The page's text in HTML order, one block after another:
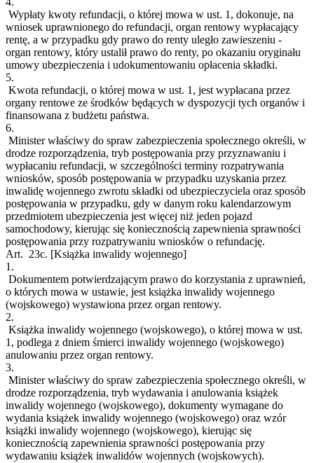
Wypłaty kwoty refundacji, o której mowa w ust. 1, dokonuje, na
wniosek uprawnionego do refundacji, organ rentowy wypłacający
rentę, a w przypadku gdy prawo do renty uległo zawieszeniu -
organ rentowy, który ustalił prawo do renty, po okazaniu oryginału
umowy ubezpieczenia i udokumentowaniu opłacenia składki.
5.
Kwota refundacji, o której mowa w ust. 1, jest wypłacana przez
organy rentowe ze środków będących w dyspozycji tych organów i
finansowana z budżetu państwa.
6.
Minister właściwy do spraw zabezpieczenia społecznego określi, w
drodze rozporządzenia, tryb postępowania przy przyznawaniu i
wypłacaniu refundacji, w szczególności terminy rozpatrywania
wniosków, sposób postępowania w przypadku uzyskania przez
inwalidę wojennego zwrotu składki od ubezpieczyciela oraz sposób
postępowania w przypadku, gdy w danym roku kalendarzowym
przedmiotem ubezpieczenia jest więcej niż jeden pojazd
samochodowy, kierując się koniecznością zapewnienia sprawności
postępowania przy rozpatrywaniu wniosków o refundację.
Art. 23c. [Książka inwalidy wojennego]
1.
Dokumentem potwierdzającym prawo do korzystania z uprawnień,
o których mowa w ustawie, jest książka inwalidy wojennego
(wojskowego) wystawiona przez organ rentowy.
2.
Książka inwalidy wojennego (wojskowego), o której mowa w ust.
1, podlega z dniem śmierci inwalidy wojennego (wojskowego)
anulowaniu przez organ rentowy.
3.
Minister właściwy do spraw zabezpieczenia społecznego określi, w
drodze rozporządzenia, tryb wydawania i anulowania książek
inwalidy wojennego (wojskowego), dokumenty wymagane do
wydania książek inwalidy wojennego (wojskowego) oraz wzór
książki inwalidy wojennego (wojskowego), kierując się
koniecznością zapewnienia sprawności postępowania przy
wydawaniu książek inwalidów wojennych (wojskowych).